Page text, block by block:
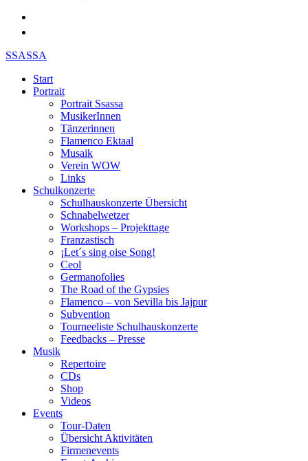
SSASSA
Start
Portrait
Portrait Ssassa
MusikerInnen
Tänzerinnen
Flamenco Ektaal
Musaik
Verein WOW
Links
Schulkonzerte
Schulhauskonzerte Übersicht
Schnabelwetzer
Workshops – Projekttage
Franzastisch
¡Let´s sing oise Song!
Ceol
Germanofolies
The Road of the Gypsies
Flamenco – von Sevilla bis Jajpur
Subvention
Tourneeliste Schulhauskonzerte
Feedbacks – Presse
Musik
Repertoire
CDs
Shop
Videos
Events
Tour-Daten
Übersicht Aktivitäten
Firmenevents